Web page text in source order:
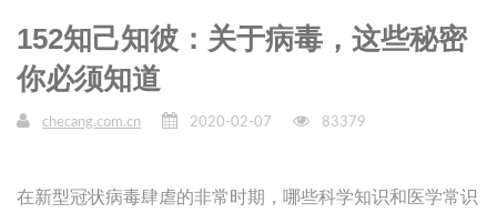
152知己知彼：关于病毒，这些秘密
你必须知道
checang.com.cn 2020-02-07 83379
在新型冠状病毒肆虐的非常时期，哪些科学知识和医学常识